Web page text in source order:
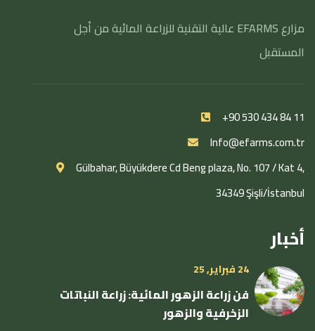
مزارع EFARMS عالية التقنية للزراعة المائية من أجل
المستقبل
+90 530 434 84 11
Info@efarms.com.tr
Gülbahar, Büyükdere Cd Beng plaza, No. 107 / Kat 4,
34349 Şişli/İstanbul
أخبار
24 فبراير, 25
فن زراعة الزهور المائية: زراعة النباتات
الزخرفية والزهور